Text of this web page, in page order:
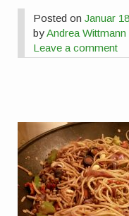
Posted onJanuar
byAndrea Wittmann
Leave a comment